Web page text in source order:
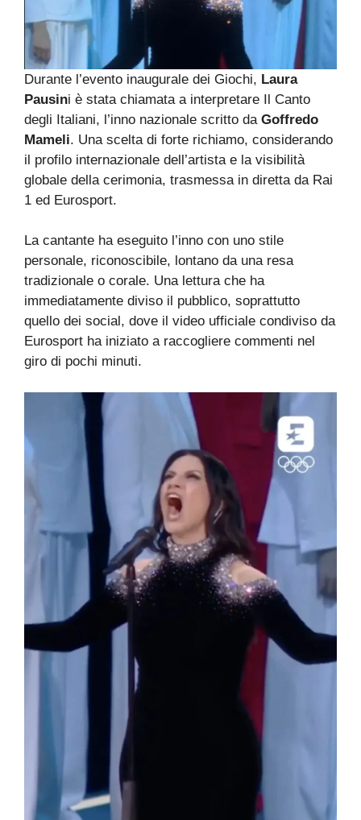
Durante l’evento inaugurale dei Giochi, Laura
Pausini è stata chiamata a interpretare Il Canto
degli Italiani, l’inno nazionale scritto da Goffredo
Mameli. Una scelta di forte richiamo, considerando
il profilo internazionale dell’artista e la visibilità
globale della cerimonia, trasmessa in diretta da Rai
1 ed Eurosport.
La cantante ha eseguito l’inno con uno stile
personale, riconoscibile, lontano da una resa
tradizionale o corale. Una lettura che ha
immediatamente diviso il pubblico, soprattutto
quello dei social, dove il video ufficiale condiviso da
Eurosport ha iniziato a raccogliere commenti nel
giro di pochi minuti.